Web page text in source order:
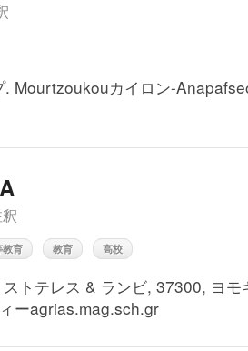
. Mourtzoukouカイロン-
教育 教育 高校
トテレス & ランビ, 37300, ヨ
ーagrias.mag.sch.gr